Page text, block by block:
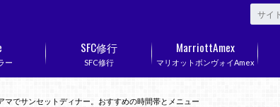
ー SFC修行
SFC修行
マリオットボンヴォイAmex
MarriottAmex
マでサンセットディナー。おすすめの時間帯とメニュー